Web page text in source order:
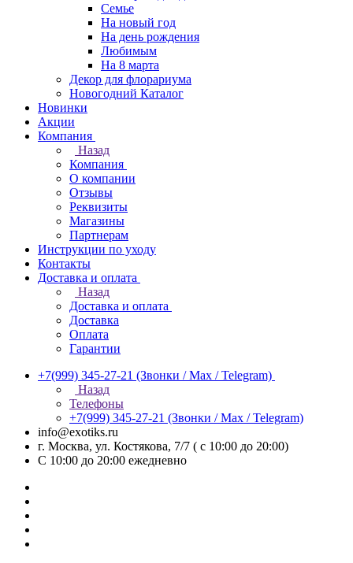
Семье
На новый год
На день рождения
Любимым
На 8 марта
Декор для флорариума
Новогодний Каталог
Новинки
Акции
Компания
Назад
Компания
О компании
Отзывы
Реквизиты
Магазины
Партнерам
Инструкции по уходу
Контакты
Доставка и оплата
Назад
Доставка и оплата
Доставка
Оплата
Гарантии
+7(999) 345-27-21 (Звонки / Max / Telegram)
Назад
Телефоны
+7(999) 345-27-21 (Звонки / Max / Telegram)
info@exotiks.ru
г. Москва, ул. Костякова, 7/7 ( с 10:00 до 20:00)
С 10:00 до 20:00 ежедневно